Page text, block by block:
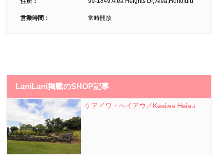
営業時間： 常時開放
LaniLani掲載のSHOP記事
ケアイワ・ヘイアウ／Keaiwa Heiau